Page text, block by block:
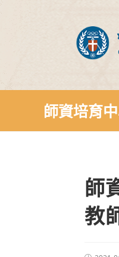
師資培育
師
教